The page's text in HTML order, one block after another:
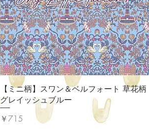
クイックビュー
【ミニ柄】スワン＆ベルフォート 草花柄
グレイッシュブルー
価格
￥715